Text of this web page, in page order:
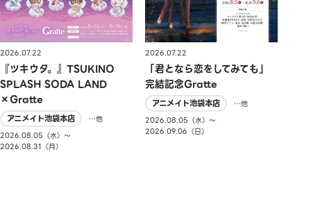
2026.07.22
『ツキウタ。』TSUKINO
SPLASH SODA LAND
×Gratte
アニメイト池袋本店
…他
2026.08.05（水）〜
2026.08.31（月）
2026.07.22
「君となら恋をしてみても」
完結記念Gratte
アニメイト池袋本店
…他
2026.08.05（水）〜
2026.09.06（日）